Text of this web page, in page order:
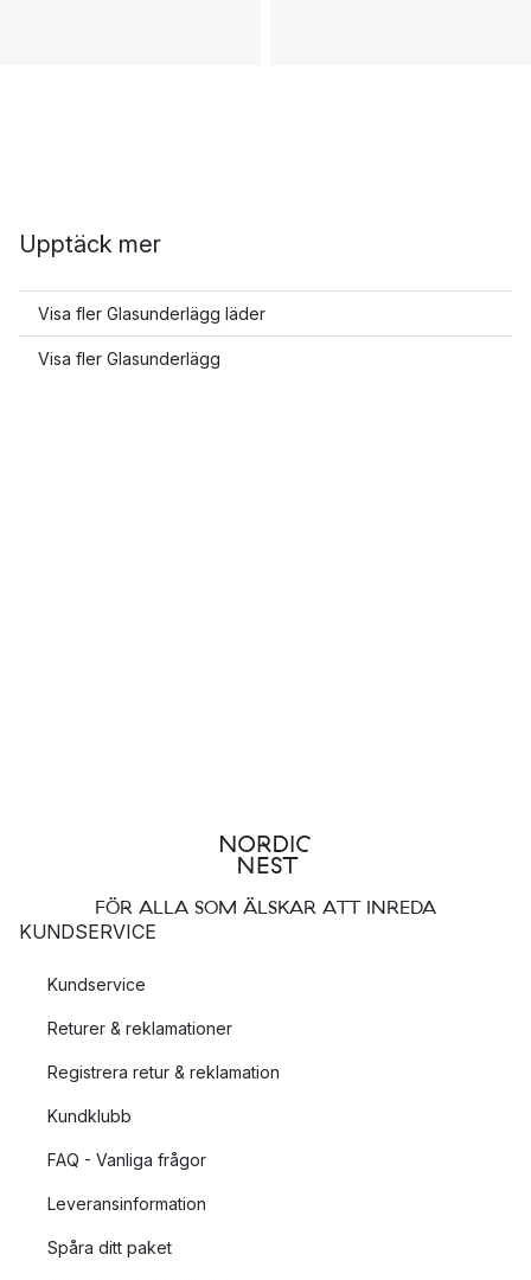
Upptäck mer
Visa fler Glasunderlägg läder
Visa fler Glasunderlägg
FÖR ALLA SOM ÄLSKAR ATT INREDA
KUNDSERVICE
Kundservice
Returer & reklamationer
Registrera retur & reklamation
Kundklubb
FAQ - Vanliga frågor
Leveransinformation
Spåra ditt paket